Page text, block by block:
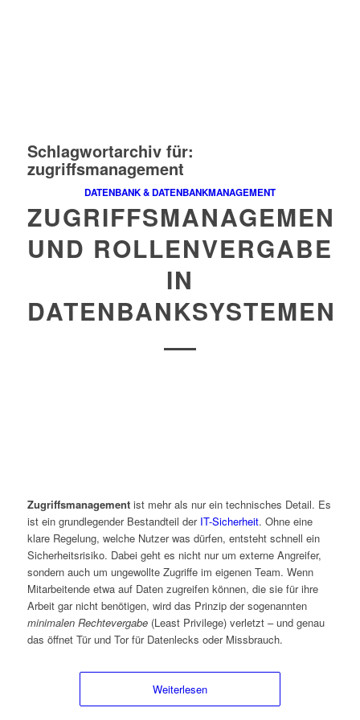
Schlagwortarchiv für:
zugriffsmanagement
DATENBANK & DATENBANKMANAGEMENT
ZUGRIFFSMANAGEMENT
UND ROLLENVERGABE
IN
DATENBANKSYSTEMEN
Zugriffsmanagementist mehr als nur ein technisches Detail. Es
ist ein grundlegender Bestandteil der IT-Sicherheit. Ohne eine
klare Regelung, welche Nutzer was dürfen, entsteht schnell ein
Sicherheitsrisiko. Dabei geht es nicht nur um externe Angreifer,
sondern auch um ungewollte Zugriffe im eigenen Team. Wenn
Mitarbeitende etwa auf Daten zugreifen können, die sie für ihre
Arbeit gar nicht benötigen, wird das Prinzip der sogenannten
minimalen Rechtevergabe(Least Privilege) verletzt – und genau
das öffnet Tür und Tor für Datenlecks oder Missbrauch.
Weiterlesen